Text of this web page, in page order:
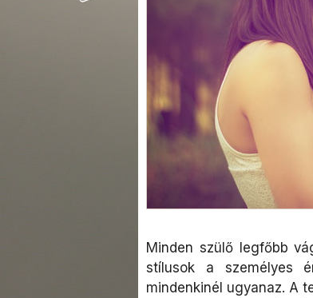
Minden szülő legfőbb
stílusok a személyes
mindenkinél ugyanaz. A